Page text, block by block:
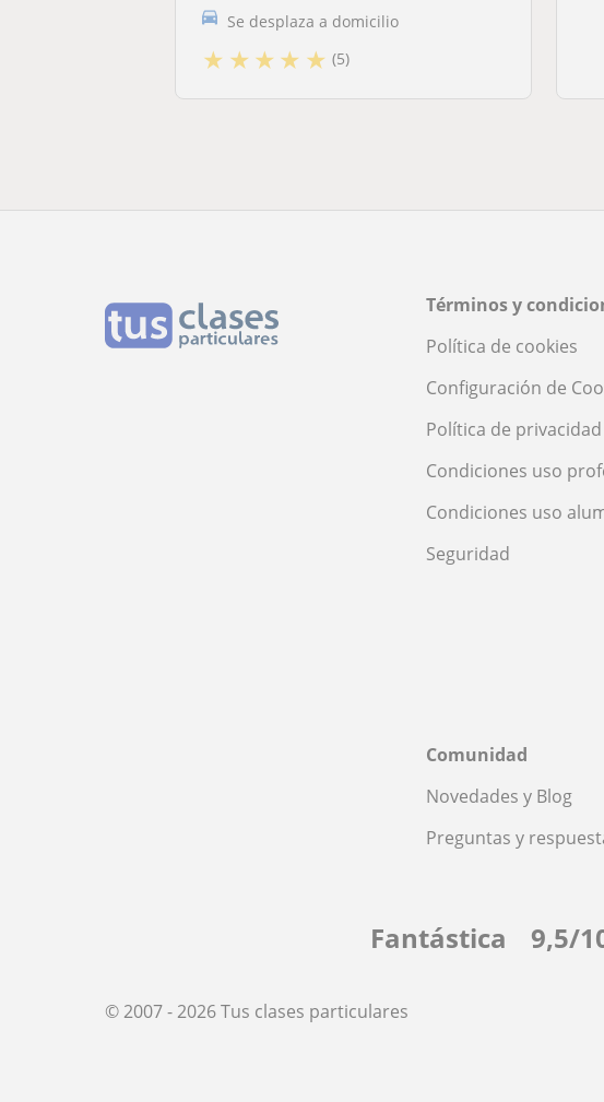
Se desplaza a domicilio
★ ★★★ ★ (5)
Términos y
Política de cookies
Configuración de
Política de privacidad
Condiciones uso
Condiciones uso
Seguridad
Comunidad
Novedades y Blog
Preguntas y
Fantástica 9,5/
© 2007 - 2026 Tus clases particulares